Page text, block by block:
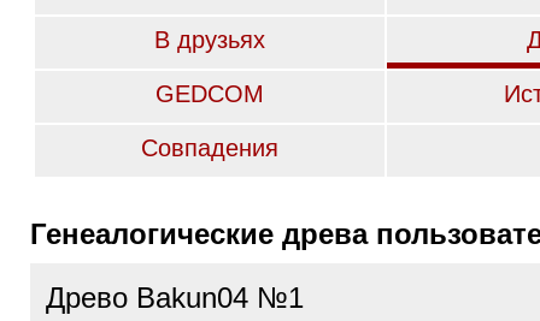
В друзьях
GEDCOM
Совпадения
Генеалогические древа
Древо Bakun04 №1